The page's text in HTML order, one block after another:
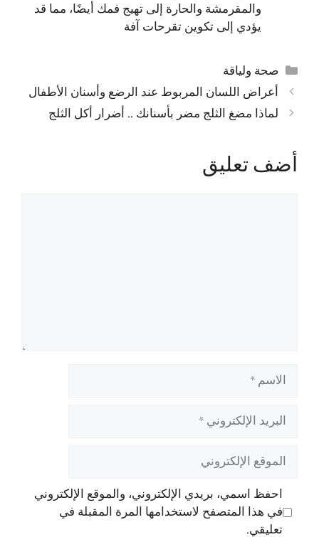
والمقرمشة والحارة إلى تهيج فمك أيضًا، مما قد
يؤدي إلى تكوين تقرحات آفة
التصنيفات
صحة ولياقة
أعراض اللسان المربوط عند الرضع وأسنان الأطفال
لماذا مضغ الثلج مضر بأسنانك .. أضرار أكل الثلج
أضف تعليق
الاسم
البريد
الإلكتروني
الموقع
الإلكتروني
احفظ اسمي، بريدي الإلكتروني، والموقع الإلكتروني
في هذا المتصفح لاستخدامها المرة المقبلة في
تعليقي.